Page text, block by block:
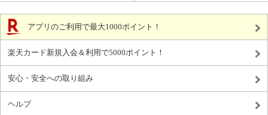
アプリのご利用で最大1000ポイント！
楽天カード新規入会＆利用で5000ポイント！
安心・安全への取り組み
ヘルプ